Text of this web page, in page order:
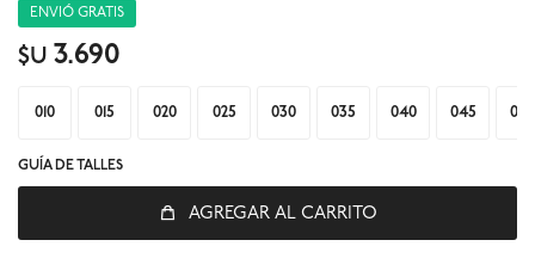
ENVIÓ GRATIS
$U 3.690
010 015 020 025 030 035 040 045 050
GUÍA DE TALLES
AGREGAR AL CARRITO